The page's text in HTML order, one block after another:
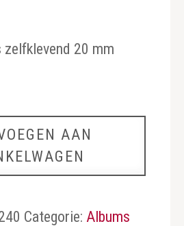
20 mm
AAN
Categorie: Albums